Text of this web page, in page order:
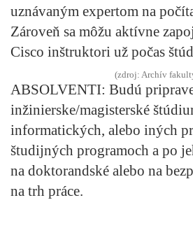
uznávaným expertom na
Zároveň sa môžu aktívne
Cisco inštruktori už počas
(zdroj: Archív
ABSOLVENTI: Budú
inžinierske/magisterské
informatických, alebo iných
študijných programoch a po
na doktorandské alebo na
na trh práce.